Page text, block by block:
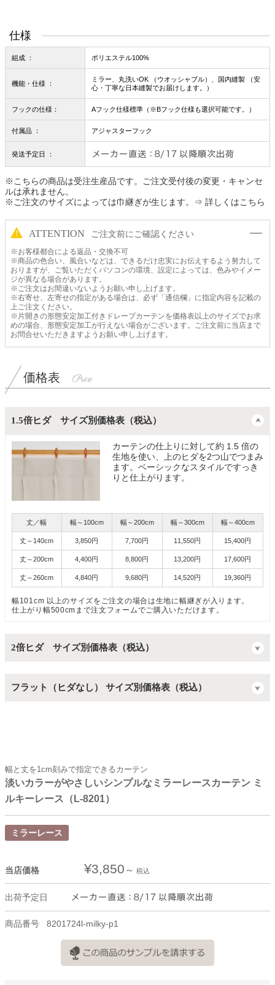
仕様
組成 ： ポリエステル100%
機能・仕様 ：
ミラー、丸洗いOK （ウオッシャブル）、国内縫製 （安
心・丁寧な日本縫製でお届けします。）
フックの仕様： Aフック仕様標準（※Bフック仕様も選択可能です。）
付属品 ： アジャスターフック
発送予定日 ：
※こちらの商品は受注生産品です。ご注文受付後の変更・キャンセ
ルは承れません。
※ご注文のサイズによっては巾継ぎが生じます。
⇒ 詳しくはこちら
ATTENTION ご注文前にご確認ください
※お客様都合による返品・交換不可
※商品の色合い、風合いなどは、できるだけ忠実にお伝えするよう努力して
おりますが、ご覧いただくパソコンの環境、設定によっては、色みやイメー
ジが異なる場合があります。
※ご注文はお間違いないようお願い申し上げます。
※右寄せ、左寄せの指定がある場合は、必ず「通信欄」に指定内容を記載の
上ご注文ください。
※片開きの形態安定加工付きドレープカーテンを価格表以上のサイズでお求
めの場合、形態安定加工が行えない場合がございます。ご注文前に当店まで
お問合せいただきますようお願い申し上げます。
価格表
1.5倍ヒダ サイズ別価格表（税込）
カーテンの仕上りに対して約 1.5 倍の
生地を使い、上のヒダを2つ山でつまみ
ます。ベーシックなスタイルですっき
りと仕上がります。
丈／幅
丈～140cm
丈～200cm
丈～260cm
幅～100cm
3,850円
4,400円
4,840円
幅～200cm
7,700円
8,800円
9,680円
幅～300cm
11,550円
13,200円
14,520円
幅～400cm
15,400円
17,600円
19,360円
幅101cm 以上のサイズをご注文の場合は生地に幅継ぎが入ります。
仕上がり幅500cmまで注文フォームでご購入いただけます。
2倍ヒダ サイズ別価格表（税込）
フラット（ヒダなし） サイズ別価格表（税込）
幅と丈を1cm刻みで指定できるカーテン
淡いカラーがやさしいシンプルなミラーレースカーテン ミ
ルキーレース（L-8201）
ミラーレース
当店価格 ¥3,850 税込
出荷予定日
商品番号 8201724l-milky-p1